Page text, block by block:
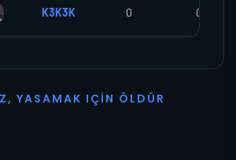
K3K3K 0 0
Z, YASAMAK I ÇI N Ö L D Ü R